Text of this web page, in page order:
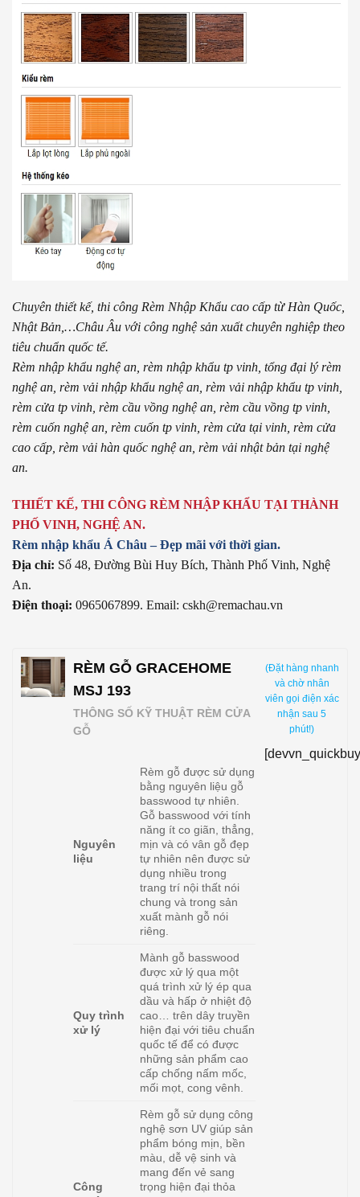
Chuyên thiết kế, thi công Rèm Nhập Khẩu cao cấp từ Hàn Quốc,
Nhật Bản,…Châu Âu với công nghệ sản xuất chuyên nghiệp theo
tiêu chuẩn quốc tế.
Rèm nhập khẩu nghệ an, rèm nhập khẩu tp vinh, tổng đại lý rèm
nghệ an, rèm vải nhập khẩu nghệ an, rèm vải nhập khẩu tp vinh,
rèm cửa tp vinh, rèm cầu vồng nghệ an, rèm cầu vồng tp vinh,
rèm cuốn nghệ an, rèm cuốn tp vinh, rèm cửa tại vinh, rèm cửa
cao cấp, rèm vải hàn quốc nghệ an, rèm vải nhật bản tại nghệ
an.
THIẾT KẾ, THI CÔNG RÈM NHẬP KHẨU TẠI THÀNH
PHỐ VINH, NGHỆ AN.
Rèm nhập khẩu Á Châu – Đẹp mãi với thời gian.
Địa chỉ: Số 48, Đường Bùi Huy Bích, Thành Phố Vinh, Nghệ
An.
Điện thoại: 0965067899. Email: cskh@remachau.vn
RÈM GỖ GRACEHOME
MSJ 193
THÔNG SỐ KỸ THUẬT RÈM CỬA
GỖ
Nguyên
liệu
Rèm gỗ được sử dụng
bằng nguyên liệu gỗ
basswood tự nhiên.
Gỗ basswood với tính
năng ít co giãn, thẳng,
mịn và có vân gỗ đẹp
tự nhiên nên được sử
dụng nhiều trong
trang trí nội thất nói
chung và trong sản
xuất mành gỗ nói
riêng.
Quy trình
xử lý
Mành gỗ basswood
được xử lý qua một
quá trình xử lý ép qua
dầu và hấp ở nhiệt độ
cao… trên dây truyền
hiện đại với tiêu chuẩn
quốc tế để có được
những sản phẩm cao
cấp chống nấm mốc,
mối mọt, cong vênh.
Công
Rèm gỗ sử dụng công
nghệ sơn UV giúp sản
phẩm bóng mịn, bền
màu, dễ vệ sinh và
mang đến vẻ sang
trọng hiện đại thỏa
(Đặt hàng nhanh
và chờ nhân
viên gọi điện xác
nhận sau 5
phút!)